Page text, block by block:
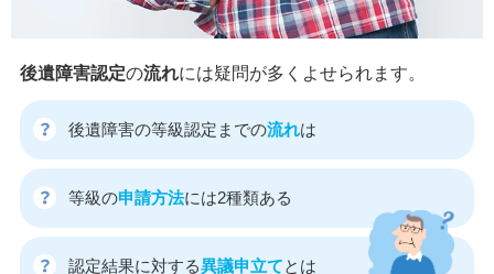
後遺障害認定の流れには疑問が多くよせられます。
後遺障害の等級認定までの流れは
等級の申請方法には2種類ある
認定結果に対する異議申立てとは